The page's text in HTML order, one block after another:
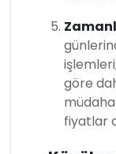
göre
fiyatlar